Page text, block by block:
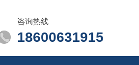
咨询热线
18600631915